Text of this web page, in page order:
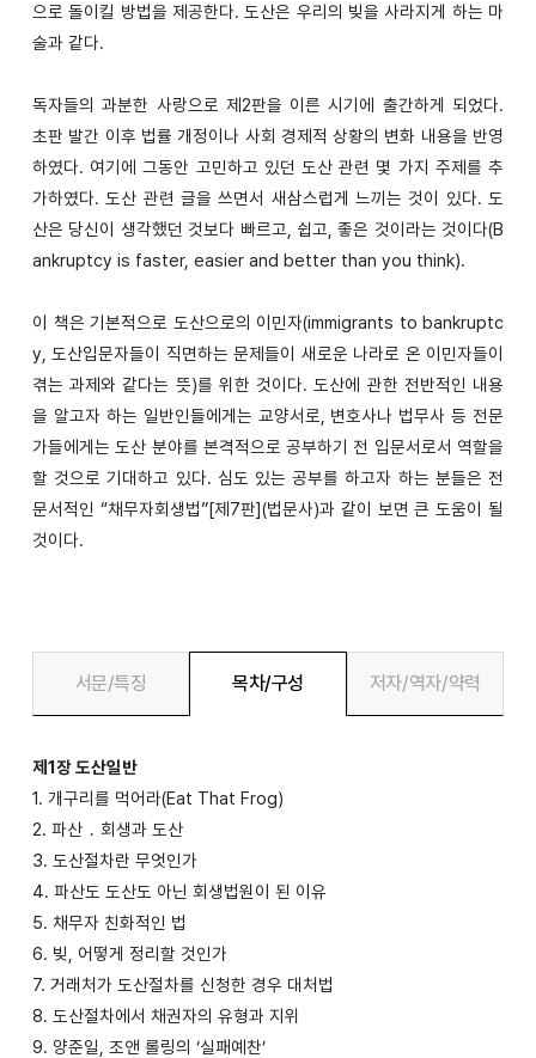
으로 돌이킬 방법을 제공한다. 도산은 우리의 빚을 사라지게 하는 마
술과 같다.
독자들의 과분한 사랑으로 제2판을 이른 시기에 출간하게 되었다.
초판 발간 이후 법률 개정이나 사회 경제적 상황의 변화 내용을 반영
하였다. 여기에 그동안 고민하고 있던 도산 관련 몇 가지 주제를 추
가하였다. 도산 관련 글을 쓰면서 새삼스럽게 느끼는 것이 있다. 도
산은 당신이 생각했던 것보다 빠르고, 쉽고, 좋은 것이라는 것이다(B
ankruptcy is faster, easier and better than you think).
이 책은 기본적으로 도산으로의 이민자(immigrants to bankruptc
y, 도산입문자들이 직면하는 문제들이 새로운 나라로 온 이민자들이
겪는 과제와 같다는 뜻)를 위한 것이다. 도산에 관한 전반적인 내용
을 알고자 하는 일반인들에게는 교양서로, 변호사나 법무사 등 전문
가들에게는 도산 분야를 본격적으로 공부하기 전 입문서로서 역할을
할 것으로 기대하고 있다. 심도 있는 공부를 하고자 하는 분들은 전
문서적인 “채무자회생법”[제7판](법문사)과 같이 보면 큰 도움이 될
것이다.
서문/특징 목차/구성 저자/역자/약력
제1장 도산일반
1. 개구리를 먹어라(Eat That Frog)
2. 파산 ․ 회생과 도산
3. 도산절차란 무엇인가
4. 파산도 도산도 아닌 회생법원이 된 이유
5. 채무자 친화적인 법
6. 빚, 어떻게 정리할 것인가
7. 거래처가 도산절차를 신청한 경우 대처법
8. 도산절차에서 채권자의 유형과 지위
9. 양준일, 조앤 롤링의 ‘실패예찬’